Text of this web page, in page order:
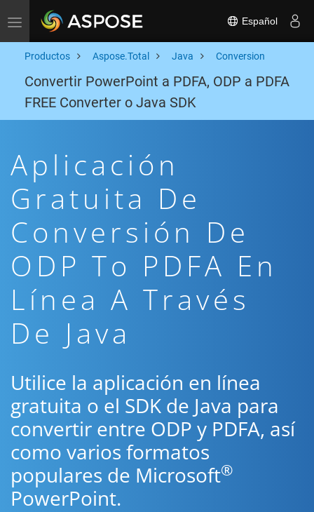
Toggle navigation Español
Productos Aspose.Total Java Conversion
Convertir PowerPoint a PDFA, ODP a PDFA
FREE Converter o Java SDK
Aplicación
Gratuita De
Conversión De
ODP To PDFA En
Línea A Través
De Java
Utilice la aplicación en línea
gratuita o el SDK de Java para
convertir entre ODP y PDFA, así
como varios formatos
populares de Microsoft®
PowerPoint.